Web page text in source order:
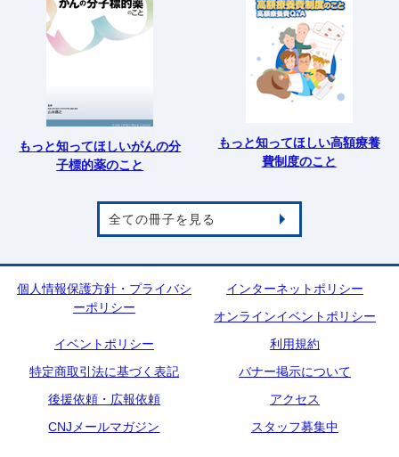
もっと知ってほしいがんの分
子標的薬のこと
もっと知ってほしい高額療養
費制度のこと
全ての冊子を見る
個人情報保護方針・プライバシ
ーポリシー
インターネットポリシー
オンラインイベントポリシー
イベントポリシー
利用規約
特定商取引法に基づく表記
バナー掲示について
後援依頼・広報依頼
アクセス
CNJメールマガジン
スタッフ募集中